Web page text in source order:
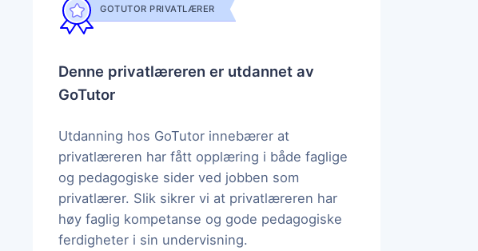
GOTUTOR PRIVATLÆRER
Denne privatlæreren er utdannet av
GoTutor
Utdanning hos GoTutor innebærer at
privatlæreren har fått opplæring i både faglige
og pedagogiske sider ved jobben som
privatlærer. Slik sikrer vi at privatlæreren har
høy faglig kompetanse og gode pedagogiske
ferdigheter i sin undervisning.